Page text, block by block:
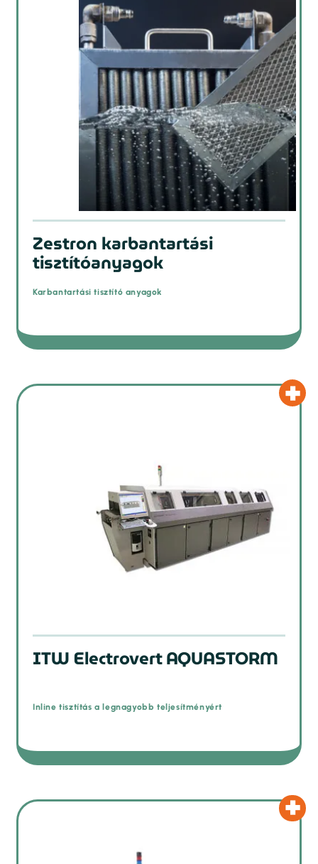
Zestron karbantartási
tisztítóanyagok
Karbantartási tisztító anyagok
ITW Electrovert AQUASTORM
Inline tisztítás a legnagyobb teljesítményért